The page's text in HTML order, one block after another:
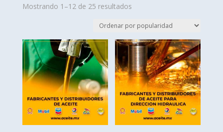
Mostrando 1–12 de 25 resultadosSorted
popularity